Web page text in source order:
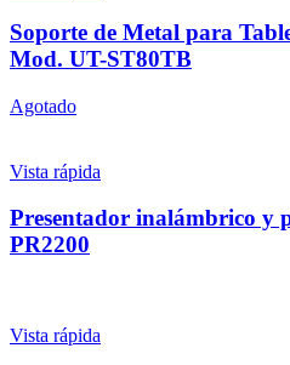
Soporte de Metal para
Mod. UT-ST80TB
Agotado
Vista rápida
Presentador inalámbrico y
PR2200
Vista rápida